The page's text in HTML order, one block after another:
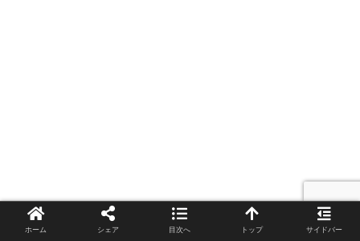
ホーム シェア 目次へ トップ サイドバー